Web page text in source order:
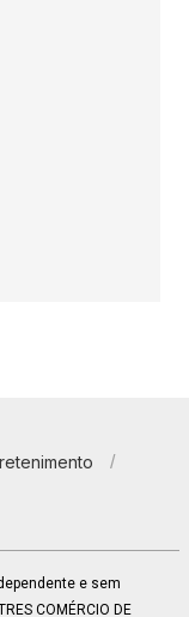
e sem
COMÉRCIO DE